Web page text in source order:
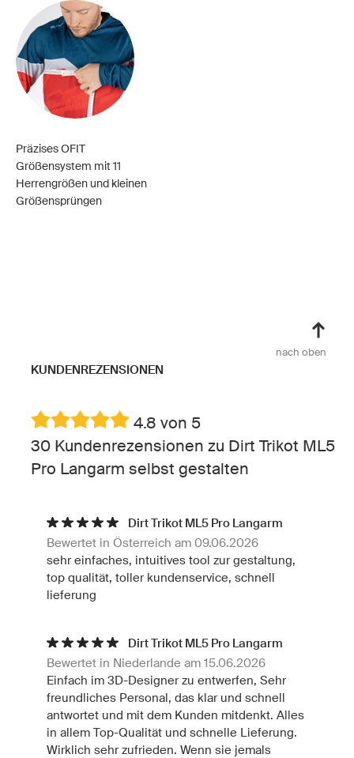
Präzises OFIT
Größensystem mit 11
Herrengrößen und kleinen
Größensprüngen
nach oben
KUNDENREZENSIONEN
4.8 von 5
30 Kundenrezensionen zu Dirt Trikot ML5
Pro Langarm selbst gestalten
Dirt Trikot ML5 Pro Langarm
Bewertet in Österreich am 09.06.2026
sehr einfaches, intuitives tool zur gestaltung,
top qualität, toller kundenservice, schnell
lieferung
Dirt Trikot ML5 Pro Langarm
Bewertet in Niederlande am 15.06.2026
Einfach im 3D-Designer zu entwerfen, Sehr
freundliches Personal, das klar und schnell
antwortet und mit dem Kunden mitdenkt. Alles
in allem Top-Qualität und schnelle Lieferung.
Wirklich sehr zufrieden. Wenn sie jemals